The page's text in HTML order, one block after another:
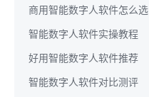
商用智能数字人软件怎么选
智能数字人软件实操教程
好用智能数字人软件推荐
智能数字人软件对比测评